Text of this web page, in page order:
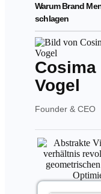
Warum Brand
schlagen
Cosima
Vogel
Founder & CEO